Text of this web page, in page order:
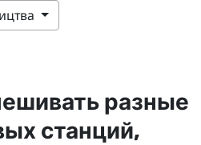
разные
станций,